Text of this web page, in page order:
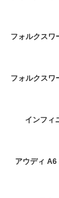
インフィ
アウディ